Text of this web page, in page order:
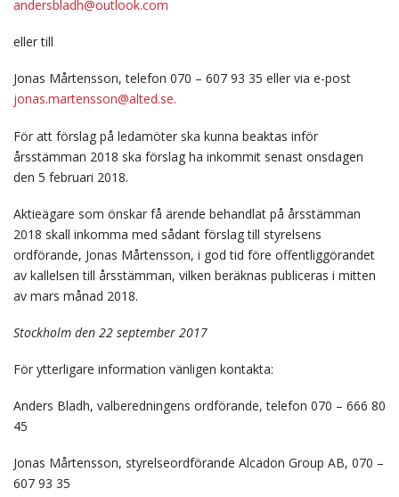
andersbladh@outlook.com
eller till
Jonas Mårtensson, telefon 070 – 607 93 35 eller via e-post
jonas.martensson@alted.se.
För att förslag på ledamöter ska kunna beaktas inför
årsstämman 2018 ska förslag ha inkommit senast onsdagen
den 5 februari 2018.
Aktieägare som önskar få ärende behandlat på årsstämman
2018 skall inkomma med sådant förslag till styrelsens
ordförande, Jonas Mårtensson, i god tid före offentliggörandet
av kallelsen till årsstämman, vilken beräknas publiceras i mitten
av mars månad 2018.
Stockholm den 22 september 2017
För ytterligare information vänligen kontakta:
Anders Bladh, valberedningens ordförande, telefon 070 – 666 80
45
Jonas Mårtensson, styrelseordförande Alcadon Group AB, 070 –
607 93 35